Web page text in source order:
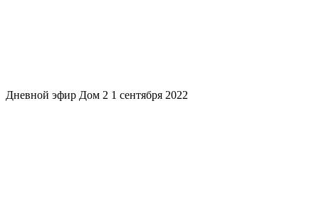
Дневной эфир Дом 2 1 сентября 2022